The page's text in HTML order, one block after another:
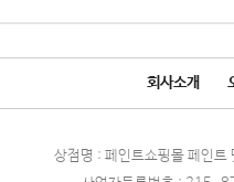
회사소개
상점명 : 페인트쇼핑몰 페인